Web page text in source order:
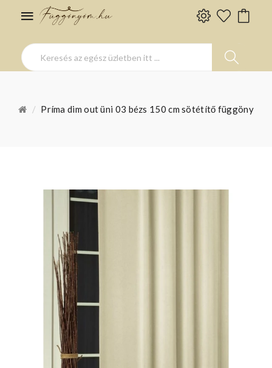
Príma dim out üni 03 bézs 150 cm sötétítő függöny